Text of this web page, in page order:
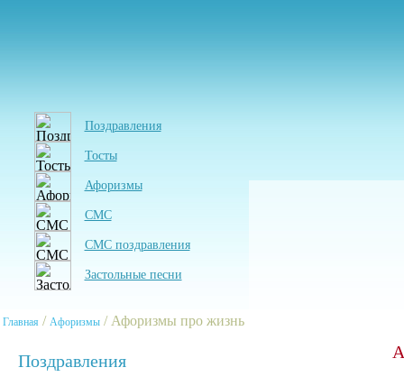
Поздравления
Тосты
Афоризмы
СМС
СМС поздравления
Застольные песни
Главная / Афоризмы / Афоризмы про жизнь
Поздравления